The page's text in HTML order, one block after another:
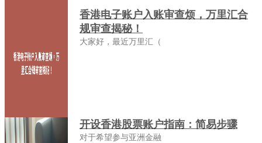
香港电子账户入账审查烦，万里汇合
规审查揭秘！
大家好，最近万里汇（
开设香港股票账户指南：简易步骤
对于希望参与亚洲金融